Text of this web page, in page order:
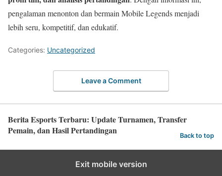
pengalaman menonton dan bermain Mobile Legends menjadi
lebih seru, kompetitif, dan edukatif.
Categories: Uncategorized
Leave a Comment
Berita Esports Terbaru: Update Turnamen, Transfer
Pemain, dan Hasil Pertandingan
Back to top
Exit mobile version